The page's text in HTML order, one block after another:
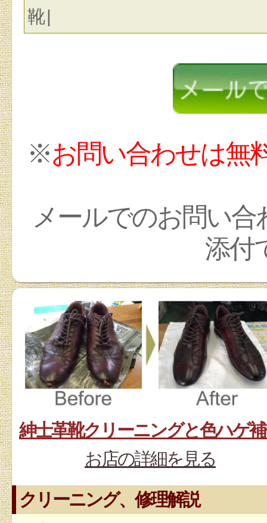
靴 |
※お問い合わせは無
メールでのお問い
添付
紳士革靴クリーニングと色ハゲ
お店の詳細を見る
クリーニング、修理解説